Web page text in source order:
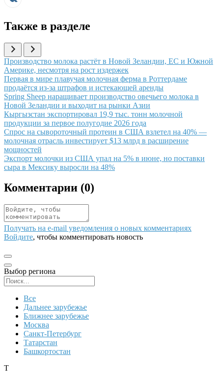
Также в разделе
Иллюстрация новости
Производство молока растёт в Новой Зеландии, ЕС и Южной
Америке, несмотря на рост издержек
Иллюстрация новости
Первая в мире плавучая молочная ферма в Роттердаме
продаётся из-за штрафов и истекающей аренды
Иллюстрация новости
Spring Sheep наращивает производство овечьего молока в
Новой Зеландии и выходит на рынки Азии
Иллюстрация новости
Кыргызстан экспортировал 19,9 тыс. тонн молочной
продукции за первое полугодие 2026 года
Иллюстрация новости
Спрос на сывороточный протеин в США взлетел на 40% —
молочная отрасль инвестирует $13 млрд в расширение
мощностей
Иллюстрация новости
Экспорт молочки из США упал на 5% в июне, но поставки
сыра в Мексику выросли на 48%
Комментарии (0)
Получать на e‑mail уведомления о новых комментариях
Войдите, чтобы комментировать новость
Выбор региона
Все
Дальнее зарубежье
Ближнее зарубежье
Москва
Санкт-Петербург
Татарстан
Башкортостан
Т